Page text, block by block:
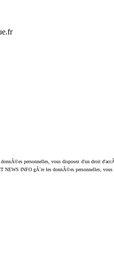
personnelles, vous disposez d'un droit
NEWS INFO gÃ¨re les donnÃ©es personnelles,